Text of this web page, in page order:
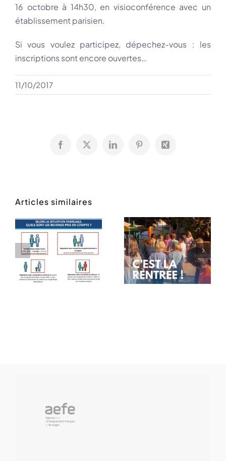
16 octobre à 14h30, en visioconférence avec un
établissement parisien.
Si vous voulez participez, dépechez-vous : les
inscriptions sont encore ouvertes…
11/10/2017
Facebook
X LinkedInPinterestXing
Articles similaires
Rentrée
des
classes
Message
de rentrée